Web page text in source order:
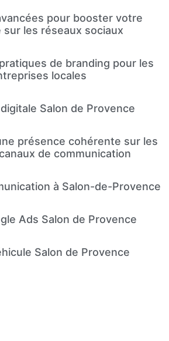
pour booster votre
sur les réseaux sociaux
de branding pour les
locales
Salon de Provence
présence cohérente sur les
de communication
à Salon-de-Provence
Ads Salon de Provence
Salon de Provence